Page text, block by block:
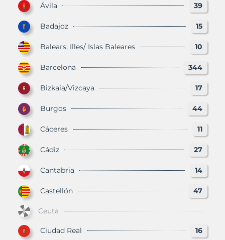
Ávila 39
Badajoz 15
Balears, Illes/ Islas Baleares 10
Barcelona 344
Bizkaia/Vizcaya 17
Burgos 44
Cáceres 11
Cádiz 27
Cantabria 14
Castellón 47
Ceuta
Ciudad Real 16